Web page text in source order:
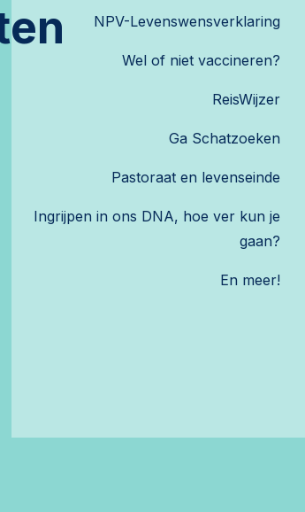
NPV-Levenswensverklaring
Wel of niet vaccineren?
ReisWijzer
Ga Schatzoeken
Pastoraat en levenseinde
Ingrijpen in ons DNA, hoe ver kun je
gaan?
En meer!